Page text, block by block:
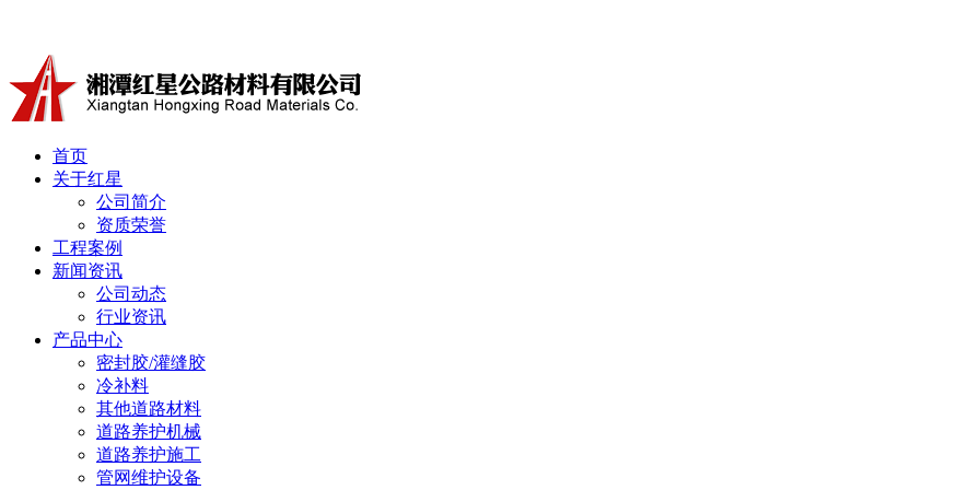
首页
关于红星
公司简介
资质荣誉
工程案例
新闻资讯
公司动态
行业资讯
产品中心
密封胶/灌缝胶
冷补料
其他道路材料
道路养护机械
道路养护施工
管网维护设备